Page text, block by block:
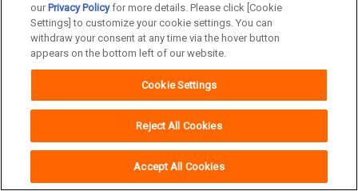
広告ギャラリー 生理のケア＆アドバイス
ソフィの想い
おすすめリンク
our Privacy Policyfor more details. Please click [Cookie
Settings] to customize your cookie settings. You can
withdraw your consent at any time via the hover button
appears on the bottom left of our website.
Cookie Settings
Reject All Cookies
Accept All Cookies